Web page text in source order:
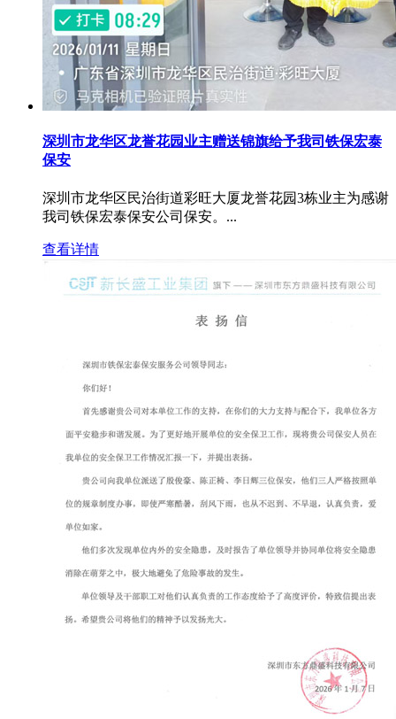
深圳市龙华区龙誉花园业主赠送锦旗给予我司铁保宏泰
保安
深圳市龙华区民治街道彩旺大厦龙誉花园3栋业主为感谢
我司铁保宏泰保安公司保安。...
查看详情